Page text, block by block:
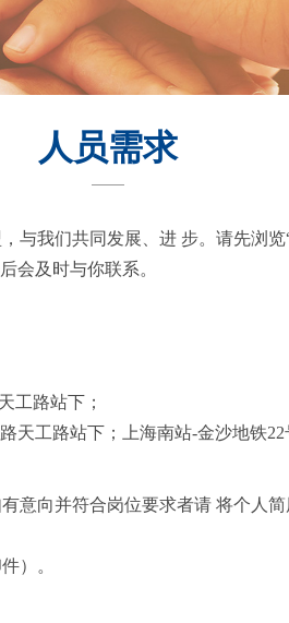
人员需求
与我们共同发展、进 步。请先浏
会及时与你联系。
工路站下；
工路站下；上海南站-金沙地铁22
意向并符合岗位要求者请 将个人
）。